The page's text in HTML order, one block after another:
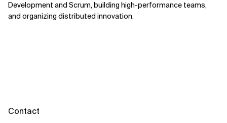
Development and Scrum, building high-performance teams,
and organizing distributed innovation.
Contact